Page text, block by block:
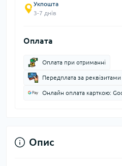
Укпошта
3-7 днів
Оплата
Оплата при отриманні
Передплата за реквізитами
Онлайн оплата карткою:
Опис